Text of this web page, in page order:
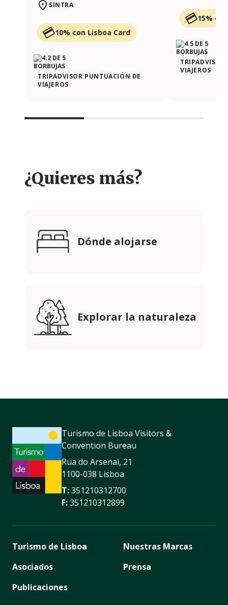
SINTRA
10% con Lisboa Card
TRIPADVISOR PUNTUACIÓN DE
VIAJEROS
15%
VIAJEROS
¿Quieres más?
Dónde alojarse
Explorar la naturaleza
Turismo de Lisboa Visitors &
Convention Bureau
Rua do Arsenal, 21
1100-038 Lisboa
T:351210312700
F:351210312899
Turismo de Lisboa
Asociados
Publicaciones
Nuestras Marcas
Prensa